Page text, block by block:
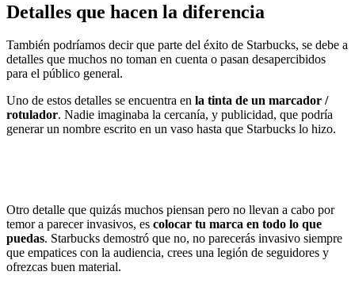
Detalles que hacen la diferencia
También podríamos decir que parte del éxito de Starbucks, se debe a
detalles que muchos no toman en cuenta o pasan desapercibidos
para el público general.
Uno de estos detalles se encuentra en la tinta de un marcador /
rotulador. Nadie imaginaba la cercanía, y publicidad, que podría
generar un nombre escrito en un vaso hasta que Starbucks lo hizo.
Otro detalle que quizás muchos piensan pero no llevan a cabo por
temor a parecer invasivos, es colocar tu marca en todo lo que
puedas. Starbucks demostró que no, no parecerás invasivo siempre
que empatices con la audiencia, crees una legión de seguidores y
ofrezcas buen material.